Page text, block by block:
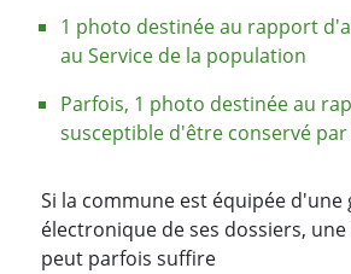
1 photo destinée au rapport
au Service de la population
Parfois, 1 photo destinée au
susceptible d'être conservé
Si la commune est équipée d'une
électronique de ses dossiers,
peut parfois suffire